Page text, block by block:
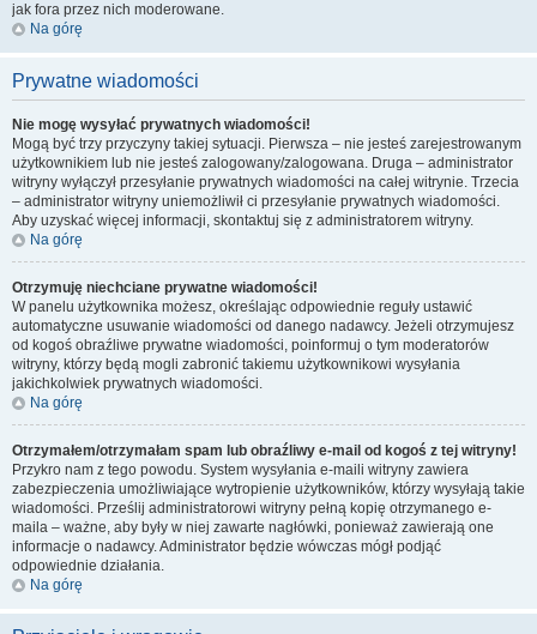
jak fora przez nich moderowane.
Na górę
Prywatne wiadomości
Nie mogę wysyłać prywatnych wiadomości!
Mogą być trzy przyczyny takiej sytuacji. Pierwsza – nie jesteś zarejestrowanym
użytkownikiem lub nie jesteś zalogowany/zalogowana. Druga – administrator
witryny wyłączył przesyłanie prywatnych wiadomości na całej witrynie. Trzecia
– administrator witryny uniemożliwił ci przesyłanie prywatnych wiadomości.
Aby uzyskać więcej informacji, skontaktuj się z administratorem witryny.
Na górę
Otrzymuję niechciane prywatne wiadomości!
W panelu użytkownika możesz, określając odpowiednie reguły ustawić
automatyczne usuwanie wiadomości od danego nadawcy. Jeżeli otrzymujesz
od kogoś obraźliwe prywatne wiadomości, poinformuj o tym moderatorów
witryny, którzy będą mogli zabronić takiemu użytkownikowi wysyłania
jakichkolwiek prywatnych wiadomości.
Na górę
Otrzymałem/otrzymałam spam lub obraźliwy e-mail od kogoś z tej witryny!
Przykro nam z tego powodu. System wysyłania e-maili witryny zawiera
zabezpieczenia umożliwiające wytropienie użytkowników, którzy wysyłają takie
wiadomości. Prześlij administratorowi witryny pełną kopię otrzymanego e-
maila – ważne, aby były w niej zawarte nagłówki, ponieważ zawierają one
informacje o nadawcy. Administrator będzie wówczas mógł podjąć
odpowiednie działania.
Na górę